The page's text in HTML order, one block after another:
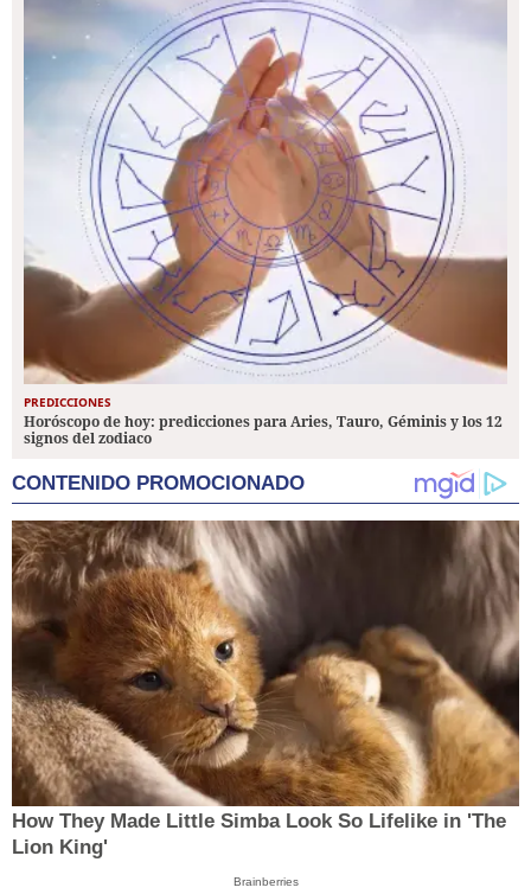
PREDICCIONES
Horóscopo de hoy: predicciones para Aries, Tauro, Géminis y los 12
signos del zodiaco
CONTENIDO PROMOCIONADO
How They Made Little Simba Look So Lifelike in 'The
Lion King'
Brainberries